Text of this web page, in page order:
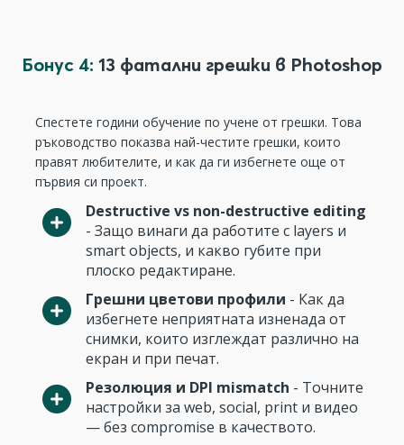
Бонус 4: 13 фатални грешки в Photoshop
Спестете години обучение по учене от грешки. Това
ръководство показва най-честите грешки, които
правят любителите, и как да ги избегнете още от
първия си проект.
Destructive vs non-destructive editing
- Защо винаги да работите с layers и
smart objects, и какво губите при
плоско редактиране.
Грешни цветови профили - Как да
избегнете неприятната изненада от
снимки, които изглеждат различно на
екран и при печат.
Резолюция и DPI mismatch - Точните
настройки за web, social, print и видео
— без compromise в качеството.